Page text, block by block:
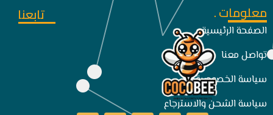
معلومات .
الصفحة الرئيسية
تواصل معنا
سياسة الخصوصية
سياسة الشحن والاسترجاع
تابعنا